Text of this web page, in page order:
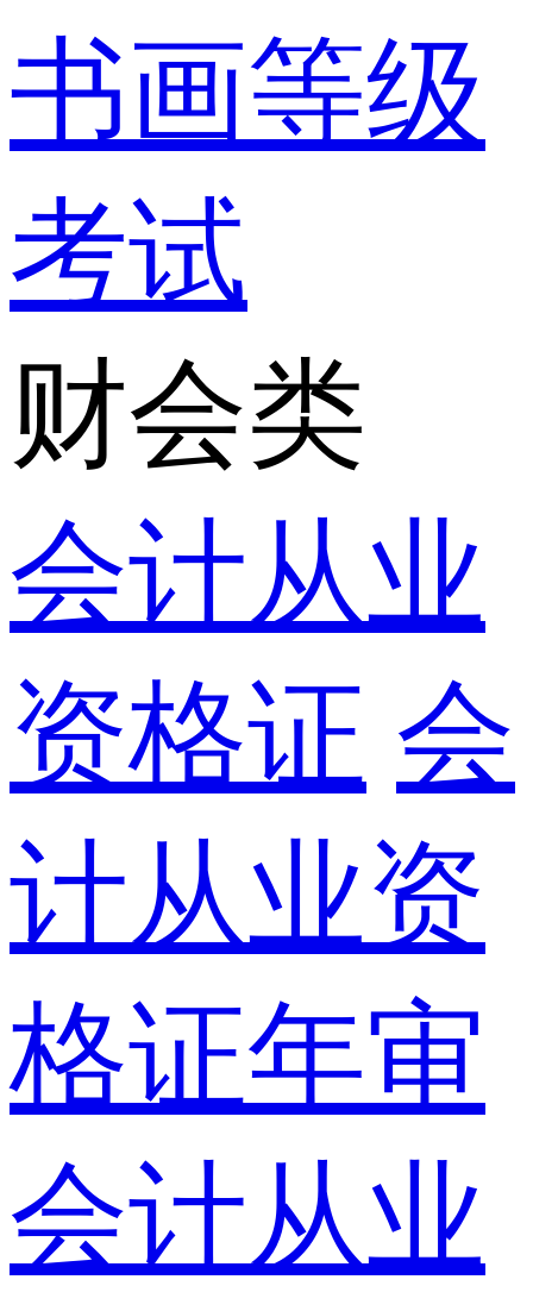
书画等级
考试
财会类
会计从业
资格证 会
计从业资
格证年审
会计从业